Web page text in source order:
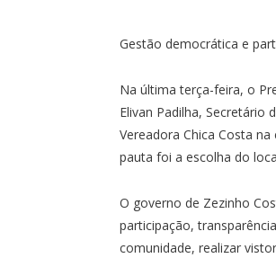
Gestão democrática e
Na última terça-feira, o
Elivan Padilha, Secretário
Vereadora Chica Costa
pauta foi a escolha do
O governo de Zezinho
participação,
comunidade, realizar